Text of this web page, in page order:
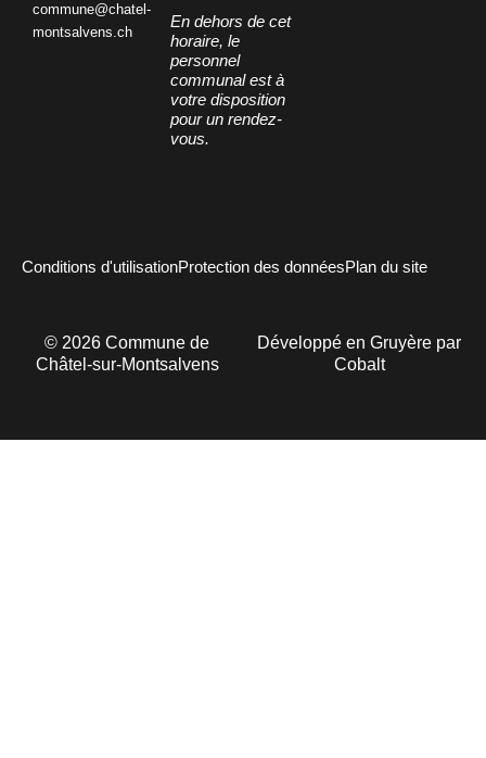
commune@chatel-
montsalvens.ch
En dehors de cet
horaire, le
personnel
communal est à
votre disposition
pour un rendez-
vous.
Conditions d'utilisationProtection des donnéesPlan du site
© 2026 Commune de
Châtel-sur-Montsalvens
Développé en Gruyère par
Cobalt